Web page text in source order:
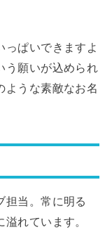
っぱいできますよ
う願いが込められ
ような素敵なお名
担当。常に明る
れています。